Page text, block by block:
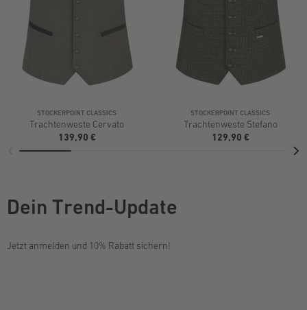
STOCKERPOINT CLASSICS
Trachtenweste Cervato
139,90 €
STOCKERPOINT CLASSICS
Trachtenweste Stefano
129,90 €
Dein Trend-Update
Jetzt anmelden und 10% Rabatt sichern!